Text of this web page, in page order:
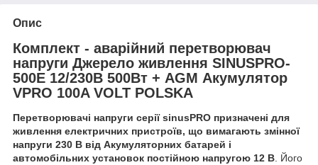
Опис
Комплект - аварійний перетворювач
напруги Джерело живлення SINUSPRO-
500E 12/230В 500Вт + AGM Акумулятор
VPRO 100A VOLT POLSKA
Перетворювачі напруги серії sinusPRO призначені для
живлення електричних пристроїв, що вимагають змінної
напруги 230 В від Акумуляторних батарей і
автомобільних установок постійною напругою 12 В. Його